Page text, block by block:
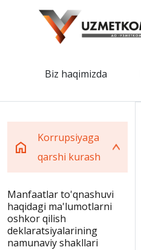
Biz haqimizda
Korrupsiyaga
qarshi kurash
Manfaatlar to'qnashuvi
haqidagi ma'lumotlarni
oshkor qilish
deklaratsiyalarining
namunaviy shakllari